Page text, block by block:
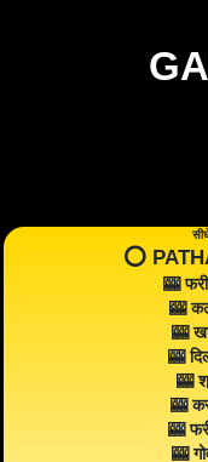
⭕️
🎰
🎰
🎰
🎰
🎰
🎰
🎰
🎰